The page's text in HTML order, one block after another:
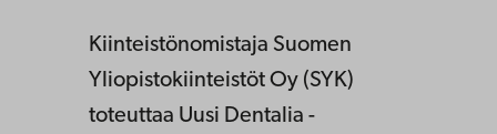
Kiinteistönomistaja Suomen
Yliopistokiinteistöt Oy (SYK)
toteuttaa Uusi Dentalia -